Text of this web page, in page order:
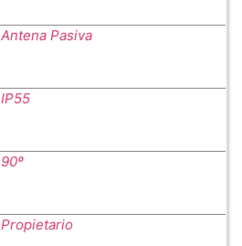
Antena Pasiva
IP55
90º
Propietario